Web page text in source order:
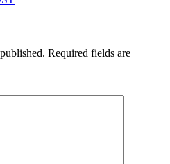
Required fields are